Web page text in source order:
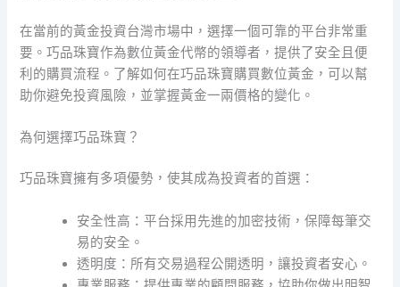
在當前的黃金投資台灣市場中，選擇一個可靠的平台非常重
要。巧品珠寶作為數位黃金代幣的領導者，提供了安全且便
利的購買流程。了解如何在巧品珠寶購買數位黃金，可以幫
助你避免投資風險，並掌握黃金一兩價格的變化。
為何選擇巧品珠寶？
巧品珠寶擁有多項優勢，使其成為投資者的首選：
安全性高：平台採用先進的加密技術，保障每筆交
易的安全。
透明度：所有交易過程公開透明，讓投資者安心。